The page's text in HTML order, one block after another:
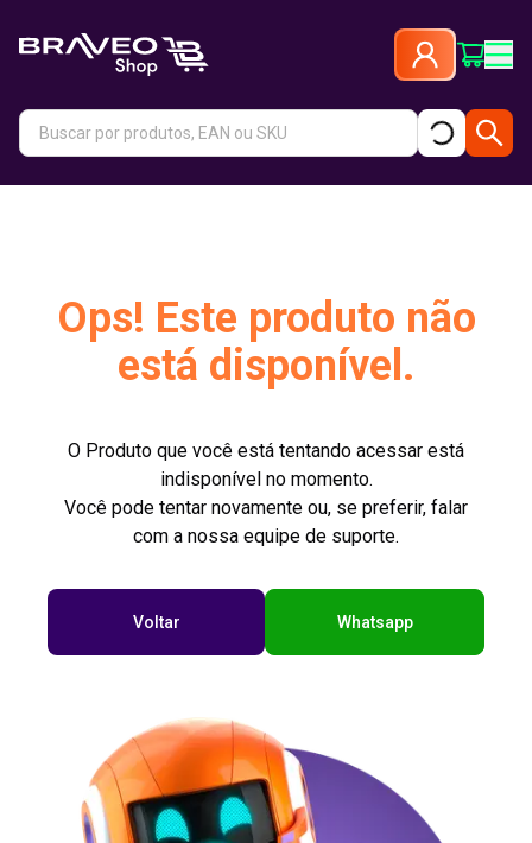
Ops! Este produto não
está disponível.
O Produto que você está tentando acessar está
indisponível no momento.
Você pode tentar novamente ou, se preferir, falar
com a nossa equipe de suporte.
Voltar Whatsapp